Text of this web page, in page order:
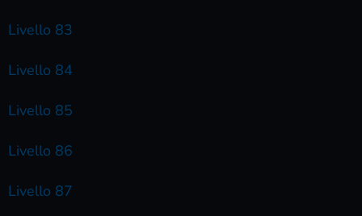
Livello 83
Livello 84
Livello 85
Livello 86
Livello 87